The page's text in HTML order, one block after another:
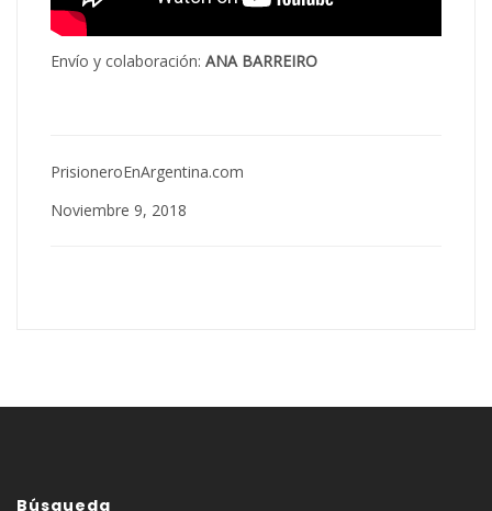
Envío y colaboración: ANA BARREIRO
PrisioneroEnArgentina.com
Noviembre 9, 2018
Búsqueda